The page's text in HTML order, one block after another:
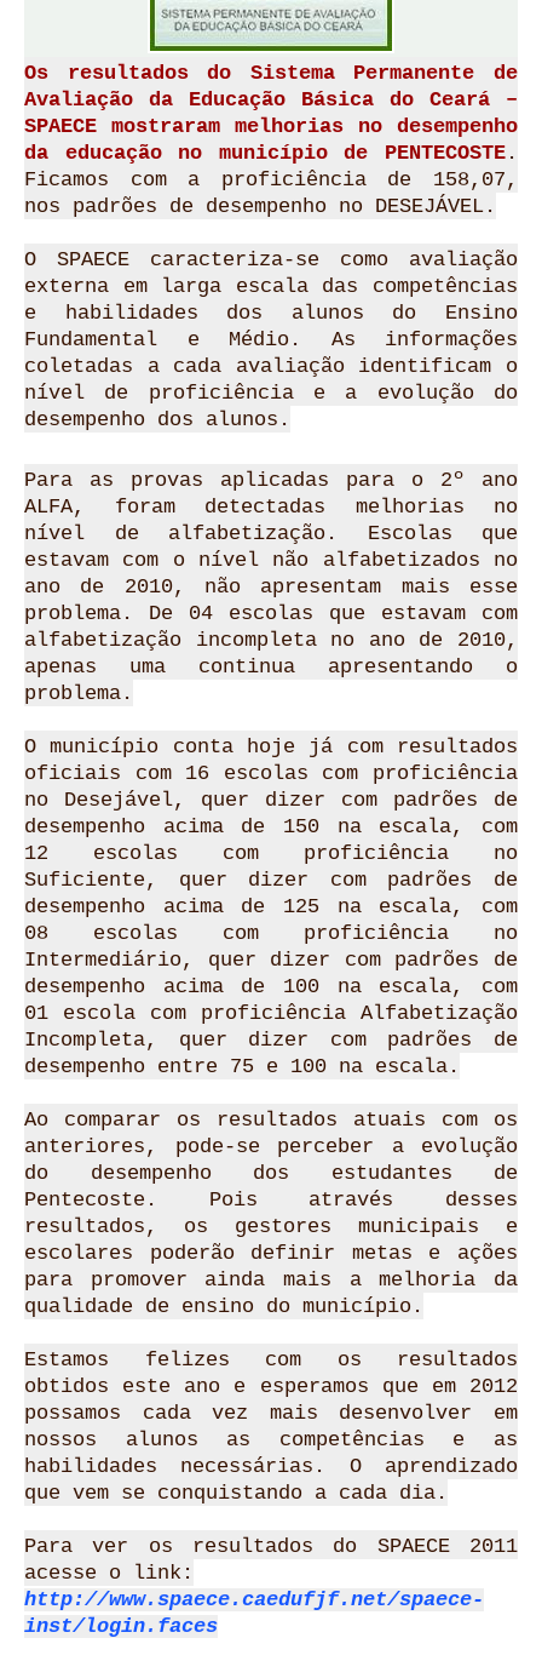
Os resultados do Sistema Permanente de
Avaliação da Educação Básica do Ceará –
SPAECE mostraram melhorias no desempenho
da educação no município de PENTECOSTE .
Ficamos com a proficiência de 158,07,
nos padrões de desempenho no DESEJÁVEL.
O SPAECE caracteriza-se como avaliação
externa em larga escala das competências
e habilidades dos alunos do Ensino
Fundamental e Médio. As informações
coletadas a cada avaliação identificam o
nível de proficiência e a evolução do
desempenho dos alunos.
Para as provas aplicadas para o 2º ano
ALFA, foram detectadas melhorias no
nível de alfabetização. Escolas que
estavam com o nível não alfabetizados no
ano de 2010, não apresentam mais esse
problema. De 04 escolas que estavam com
alfabetização incompleta no ano de 2010,
apenas uma continua apresentando o
problema.
O município conta hoje já com resultados
oficiais com 16 escolas com proficiência
no Desejável, quer dizer com padrões de
desempenho acima de 150 na escala, com
12 escolas com proficiência no
Suficiente, quer dizer com padrões de
desempenho acima de 125 na escala, com
08 escolas com proficiência no
Intermediário, quer dizer com padrões de
desempenho acima de 100 na escala, com
01 escola com proficiência Alfabetização
Incompleta, quer dizer com padrões de
desempenho entre 75 e 100 na escala.
Ao comparar os resultados atuais com os
anteriores, pode-se perceber a evolução
do desempenho dos estudantes de
Pentecoste. Pois através desses
resultados, os gestores municipais e
escolares poderão definir metas e ações
para promover ainda mais a melhoria da
qualidade de ensino do município.
Estamos felizes com os resultados
obtidos este ano e esperamos que em 2012
possamos cada vez mais desenvolver em
nossos alunos as competências e as
habilidades necessárias. O aprendizado
que vem se conquistando a cada dia.
Para ver os resultados do SPAECE 2011
acesse o link:
http://www.spaece.caedufjf.net/spaece-
inst/login.faces